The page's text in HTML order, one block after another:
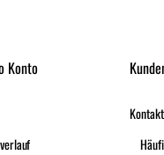
Konto
Kontakt